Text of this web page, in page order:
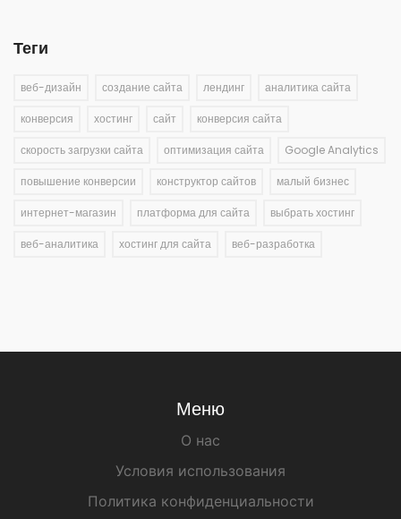
Теги
веб-дизайн создание сайта лендинг аналитика сайта
конверсия хостинг сайт конверсия сайта
скорость загрузки сайта оптимизация сайта Google Analytics
повышение конверсии конструктор сайтов малый бизнес
интернет-магазин платформа для сайта выбрать хостинг
веб-аналитика хостинг для сайта веб-разработка
Меню
О нас
Условия использования
Политика конфиденциальности